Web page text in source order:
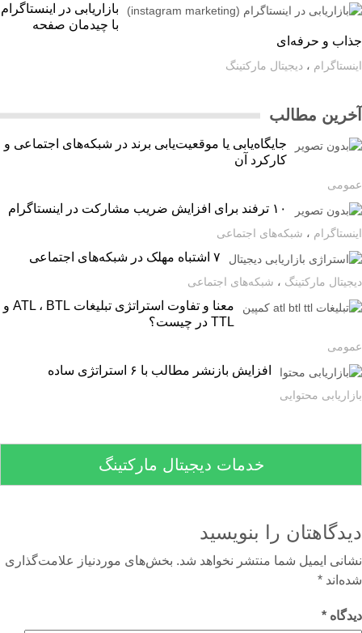
بازاریابی در اینستاگرام
با چیدمان صفحه
و حرفه‌ای
،دیجیتال مارکتینگ
مطالب
جایگاه‌یابی یا موقعیت‌یابی برند در شبکه‌های اجتماعی و
کارکرد آن
۱۰ ترفند برای افزایش ضریب مشارکت در اینستاگرام
،شبکه‌های اجتماعی
مارکتینگ،شبکه‌های اجتماعی
معنا و تفاوت استراتژی تبلیغات ATL ، BTL و
TTL در چیست؟
افزایش بازنشر مطالب با ۶ استراتژی ساده
محتوایی
خدمات دیجیتال مارکتینگ
را بنویسید
ایمیل شما منتشر نخواهد شد. بخش‌های موردنیاز علامت‌گذاری
*
*